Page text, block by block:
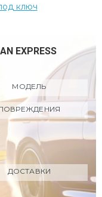
ключ
EXPRESS
МОДЕЛЬ
ДОСТАВКИ